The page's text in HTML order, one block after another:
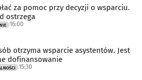
za pomoc przy decyzji o wsparciu.
ostrzega
16:00
otrzyma wsparcie asystentów. Jest
dofinansowanie
15:30